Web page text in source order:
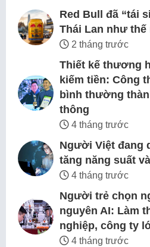
Red Bull đã “tái
Thái Lan như thế
2 tháng trước
Thiết kế thương
kiếm tiền: Công
bình thường
thông
4 tháng trước
Người Việt đang
tăng năng suất
4 tháng trước
Người trẻ chọn
nguyên AI: Làm
nghiệp, công ty
4 tháng trước